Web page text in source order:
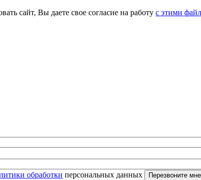
сайт, Вы даете свое согласие на работу с этими
обработки персональных данных